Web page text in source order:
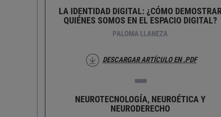
LA IDENTIDAD DIGITAL: ¿CÓMO
QUIÉNES SOMOS EN EL ESPACIO DIGITAL?
PALOMA LLANEZA
DESCARGAR ARTÍCULO EN .PDF
NEUROTECNOLOGÍA, NEUROÉTICA Y
NEURODERECHO